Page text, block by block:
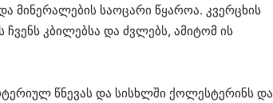
მინერალების საოცარი წყაროა. კვერცხის
ჩვენს კბილებსა და ძვლებს, ამიტომ ის
წნევას და სისხლში ქოლესტერინს და